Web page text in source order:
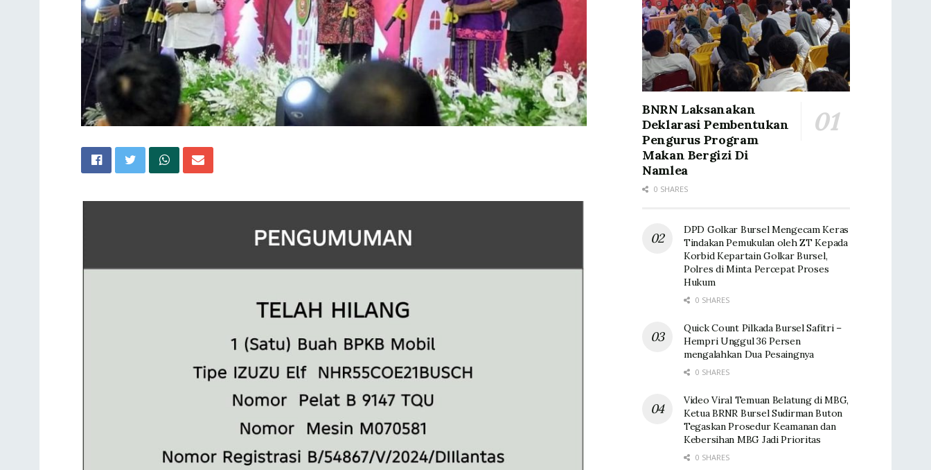
BNRN Laksanakan
Deklarasi Pembentukan
Pengurus Program
Makan Bergizi Di
Namlea
0 SHARES
DPD Golkar Bursel Mengecam Keras
Tindakan Pemukulan oleh ZT Kepada
Korbid Kepartain Golkar Bursel,
Polres di Minta Percepat Proses
Hukum
0 SHARES
Quick Count Pilkada Bursel Safitri –
Hempri Unggul 36 Persen
mengalahkan Dua Pesaingnya
0 SHARES
Video Viral Temuan Belatung di MBG,
Ketua BRNR Bursel Sudirman Buton
Tegaskan Prosedur Keamanan dan
Kebersihan MBG Jadi Prioritas
0 SHARES